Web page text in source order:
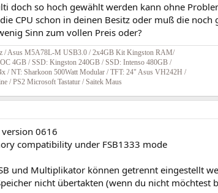
doch so hoch gewählt werden kann ohne
CPU schon in deinen Besitz oder muß die
Sinn zum vollen Preis oder?
/ Asus M5A78L-M USB3.0 / 2x4GB Kit Kingston RAM/
4GB / SSD: Kingston 240GB / SSD: Intenso 480GB /
/ NT: Sharkoon 500Watt Modular / TFT: 24" Asus VH242H /
/ PS2 Microsoft Tastatur / Saitek Maus
version 0616
compatibility under FSB1333 mode
und Multiplikator können getrennt eingestellt
nicht übertakten (wenn du nicht möchtest